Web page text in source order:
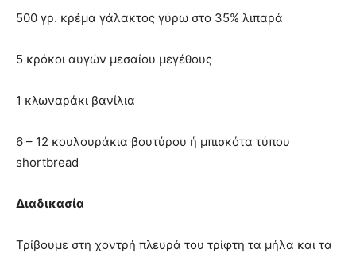
500 γρ. κρέμα γάλακτος γύρω στο 35% λιπαρά
5 κρόκοι αυγών μεσαίου μεγέθους
1 κλωναράκι βανίλια
6 – 12 κουλουράκια βουτύρου ή μπισκότα τύπου
shortbread
Διαδικασία
Τρίβουμε στη χοντρή πλευρά του τρίφτη τα μήλα και τα